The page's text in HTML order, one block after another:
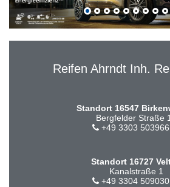
Reifen Ahrndt Inh.
Standort 16547
Bergfelder Straße
+49 3303 503966
Standort 16727
Kanalstraße 1
+49 3304 509030